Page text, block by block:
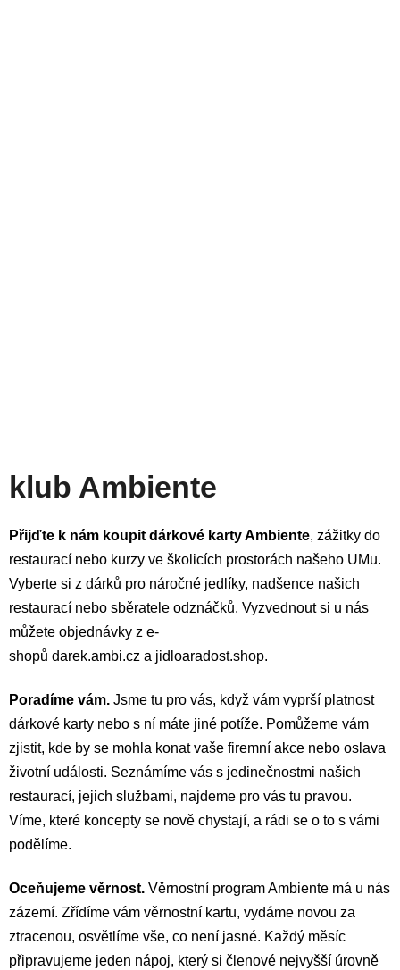
klub Ambiente
Přijďte k nám koupit dárkové karty Ambiente, zážitky do
restaurací nebo kurzy ve školicích prostorách našeho UMu.
Vyberte si z dárků pro náročné jedlíky, nadšence našich
restaurací nebo sběratele odznáčků. Vyzvednout si u nás
můžete objednávky z e-
shopů darek.ambi.cz a jidloaradost.shop.
Poradíme vám. Jsme tu pro vás, když vám vyprší platnost
dárkové karty nebo s ní máte jiné potíže. Pomůžeme vám
zjistit, kde by se mohla konat vaše firemní akce nebo oslava
životní události. Seznámíme vás s jedinečnostmi našich
restaurací, jejich službami, najdeme pro vás tu pravou.
Víme, které koncepty se nově chystají, a rádi se o to s vámi
podělíme.
Oceňujeme věrnost. Věrnostní program Ambiente má u nás
zázemí. Zřídíme vám věrnostní kartu, vydáme novou za
ztracenou, osvětlíme vše, co není jasné. Každý měsíc
připravujeme jeden nápoj, který si členové nejvyšší úrovně